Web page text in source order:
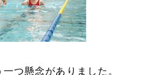
一つ懸念がありました 。